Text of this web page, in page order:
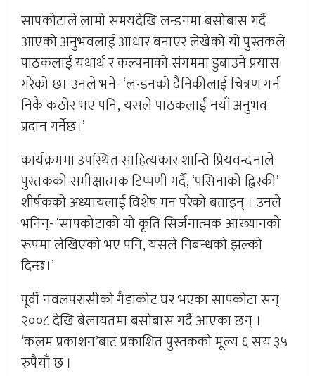
सापकोटाले लामो समयदेखि लन्डनमा बसोबास गर्दै
आएको अनुभवलाई आधार बनाएर लेखेको यो पुस्तकले
पाठकलाई यथार्थ र कल्पनाको संगममा डुबाउने प्रयास
गरेको छ। उनले भने- ‘लन्डनको दैनिकीलाई चित्रण गर्न
निकै कठोर भए पनि, यसले पाठकलाई नयाँ अनुभव
प्रदान गर्नेछ।’
कार्यक्रममा उपस्थित साहित्यकार शान्ति प्रियवन्दनाले
पुस्तकको समीक्षात्मक टिप्पणी गर्दै, ‘पसिनाको ह्विस्की’
शीर्षकको अध्यायलाई विशेष मन परेको बताइन् । उनले
भनिन्- ‘सापकोटाको यो कृति सिर्जनात्मक आख्यानको
रूपमा लेखिएको भए पनि, यसले निबन्धको झल्को
दिन्छ।’
पूर्वी नवलपरासीको गैंडाकोट घर भएका सापकोटा सन्
२००८ देखि बेलायतमा बसोबास गर्दै आएका छन् ।
‘कलम प्रकाशन’बाट प्रकाशित पुस्तकको मूल्य ६ सय ३५
रुपैयाँ छ ।